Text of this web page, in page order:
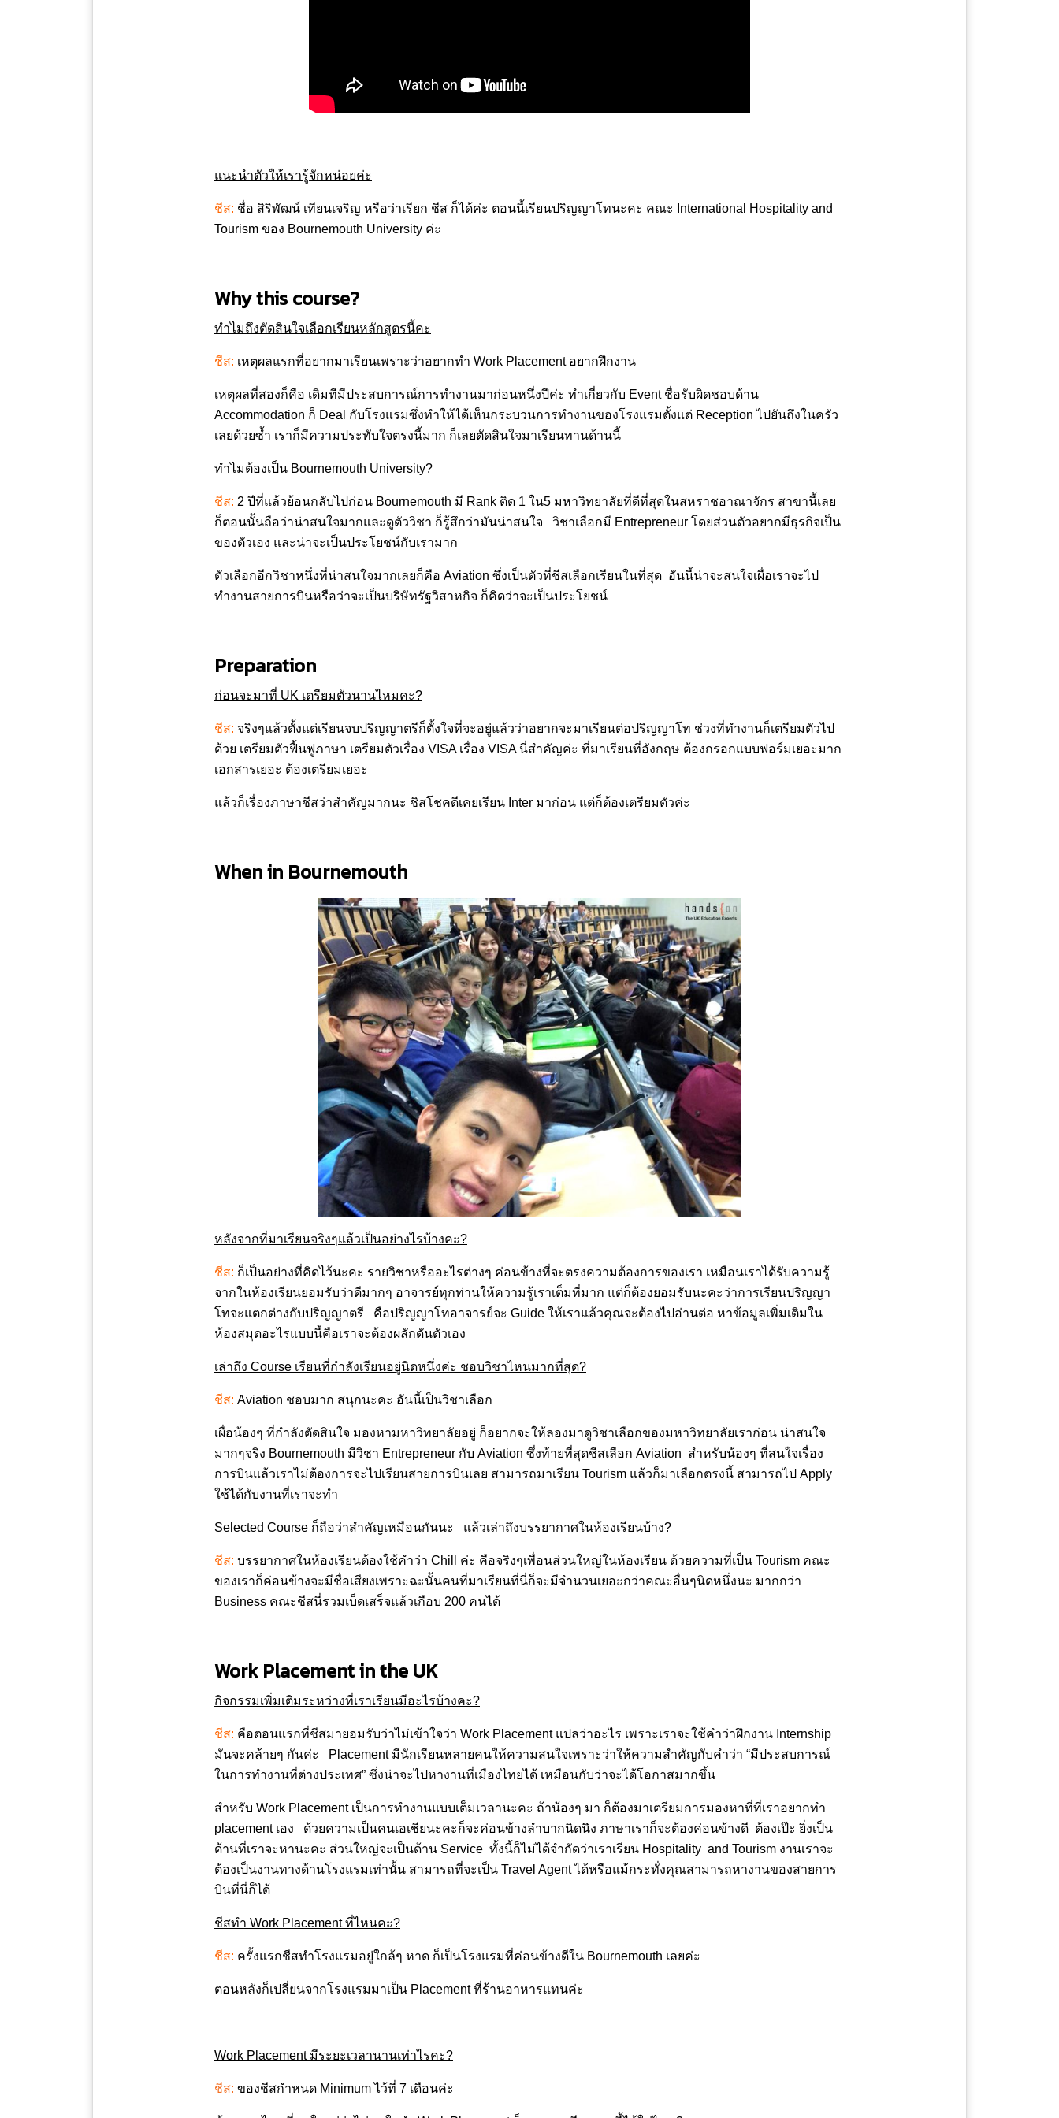
แนะนำตัวให้เรารู้จักหน่อยค่ะ
ชีส: ชื่อ สิริพัฒน์ เทียนเจริญ หรือว่าเรียก ชีส ก็ได้ค่ะ ตอนนี้เรียนปริญญาโทนะคะ คณะ International Hospitality and
Tourism ของ Bournemouth University ค่ะ
Why this course?
ทำไมถึงตัดสินใจเลือกเรียนหลักสูตรนี้คะ
ชีส: เหตุผลแรกที่อยากมาเรียนเพราะว่าอยากทำ Work Placement อยากฝึกงาน
เหตุผลที่สองก็คือ เดิมทีมีประสบการณ์การทำงานมาก่อนหนึ่งปีค่ะ ทำเกี่ยวกับ Event ชื่อรับผิดชอบด้าน
Accommodation ก็ Deal กับโรงแรมซึ่งทำให้ได้เห็นกระบวนการทำงานของโรงแรมตั้งแต่ Reception ไปยันถึงในครัว
เลยด้วยซ้ำ เราก็มีความประทับใจตรงนี้มาก ก็เลยตัดสินใจมาเรียนทานด้านนี้
ทำไมต้องเป็น Bournemouth University?
ชีส: 2 ปีที่แล้วย้อนกลับไปก่อน Bournemouth มี Rank ติด 1 ใน5 มหาวิทยาลัยที่ดีที่สุดในสหราชอาณาจักร สาขานี้เลย
ก็ตอนนั้นถือว่าน่าสนใจมากและดูตัววิชา ก็รู้สึกว่ามันน่าสนใจ วิชาเลือกมี Entrepreneur โดยส่วนตัวอยากมีธุรกิจเป็น
ของตัวเอง และน่าจะเป็นประโยชน์กับเรามาก
ตัวเลือกอีกวิชาหนึ่งที่น่าสนใจมากเลยก็คือ Aviation ซึ่งเป็นตัวที่ชีสเลือกเรียนในที่สุด อันนี้น่าจะสนใจเผื่อเราจะไป
ทำงานสายการบินหรือว่าจะเป็นบริษัทรัฐวิสาหกิจ ก็คิดว่าจะเป็นประโยชน์
Preparation
ก่อนจะมาที่ UK เตรียมตัวนานไหมคะ?
ชีส: จริงๆแล้วตั้งแต่เรียนจบปริญญาตรีก็ตั้งใจที่จะอยู่แล้วว่าอยากจะมาเรียนต่อปริญญาโท ช่วงที่ทำงานก็เตรียมตัวไป
ด้วย เตรียมตัวฟื้นฟูภาษา เตรียมตัวเรื่อง VISA เรื่อง VISA นี่สำคัญค่ะ ที่มาเรียนที่อังกฤษ ต้องกรอกแบบฟอร์มเยอะมาก
เอกสารเยอะ ต้องเตรียมเยอะ
แล้วก็เรื่องภาษาชีสว่าสำคัญมากนะ ชิสโชคดีเคยเรียน Inter มาก่อน แต่ก็ต้องเตรียมตัวค่ะ
When in Bournemouth
หลังจากที่มาเรียนจริงๆแล้วเป็นอย่างไรบ้างคะ?
ชีส: ก็เป็นอย่างที่คิดไว้นะคะ รายวิชาหรืออะไรต่างๆ ค่อนข้างที่จะตรงความต้องการของเรา เหมือนเราได้รับความรู้
จากในห้องเรียนยอมรับว่าดีมากๆ อาจารย์ทุกท่านให้ความรู้เราเต็มที่มาก แต่ก็ต้องยอมรับนะคะว่าการเรียนปริญญา
โทจะแตกต่างกับปริญญาตรี คือปริญญาโทอาจารย์จะ Guide ให้เราแล้วคุณจะต้องไปอ่านต่อ หาข้อมูลเพิ่มเติมใน
ห้องสมุดอะไรแบบนี้คือเราจะต้องผลักดันตัวเอง
เล่าถึง Course เรียนที่กำลังเรียนอยู่นิดหนึ่งค่ะ ชอบวิชาไหนมากที่สุด?
ชีส: Aviation ชอบมาก สนุกนะคะ อันนี้เป็นวิชาเลือก
เผื่อน้องๆ ที่กำลังตัดสินใจ มองหามหาวิทยาลัยอยู่ ก็อยากจะให้ลองมาดูวิชาเลือกของมหาวิทยาลัยเราก่อน น่าสนใจ
มากๆจริง Bournemouth มีวิชา Entrepreneur กับ Aviation ซึ่งท้ายที่สุดชีสเลือก Aviation สำหรับน้องๆ ที่สนใจเรื่อง
การบินแล้วเราไม่ต้องการจะไปเรียนสายการบินเลย สามารถมาเรียน Tourism แล้วก็มาเลือกตรงนี้ สามารถไป Apply
ใช้ได้กับงานที่เราจะทำ
Selected Course ก็ถือว่าสำคัญเหมือนกันนะ แล้วเล่าถึงบรรยากาศในห้องเรียนบ้าง?
ชีส: บรรยากาศในห้องเรียนต้องใช้คำว่า Chill ค่ะ คือจริงๆเพื่อนส่วนใหญ่ในห้องเรียน ด้วยความที่เป็น Tourism คณะ
ของเราก็ค่อนข้างจะมีชื่อเสียงเพราะฉะนั้นคนที่มาเรียนที่นี่ก็จะมีจำนวนเยอะกว่าคณะอื่นๆนิดหนึ่งนะ มากกว่า
Business คณะชีสนี่รวมเบ็ดเสร็จแล้วเกือบ 200 คนได้
Work Placement in the UK
กิจกรรมเพิ่มเติมระหว่างที่เราเรียนมีอะไรบ้างคะ?
ชีส: คือตอนแรกที่ชีสมายอมรับว่าไม่เข้าใจว่า Work Placement แปลว่าอะไร เพราะเราจะใช้คำว่าฝึกงาน Internship
มันจะคล้ายๆ กันค่ะ Placement มีนักเรียนหลายคนให้ความสนใจเพราะว่าให้ความสำคัญกับคำว่า “มีประสบการณ์
ในการทำงานที่ต่างประเทศ” ซึ่งน่าจะไปหางานที่เมืองไทยได้ เหมือนกับว่าจะได้โอกาสมากขึ้น
สำหรับ Work Placement เป็นการทำงานแบบเต็มเวลานะคะ ถ้าน้องๆ มา ก็ต้องมาเตรียมการมองหาที่ที่เราอยากทำ
placement เอง ด้วยความเป็นคนเอเชียนะคะก็จะค่อนข้างลำบากนิดนึง ภาษาเราก็จะต้องค่อนข้างดี ต้องเป๊ะ ยิ่งเป็น
ด้านที่เราจะหานะคะ ส่วนใหญ่จะเป็นด้าน Service ทั้งนี้ก็ไม่ได้จำกัดว่าเราเรียน Hospitality and Tourism งานเราจะ
ต้องเป็นงานทางด้านโรงแรมเท่านั้น สามารถที่จะเป็น Travel Agent ได้หรือแม้กระทั่งคุณสามารถหางานของสายการ
บินที่นี่ก็ได้
ชีสทำ Work Placement ที่ไหนคะ?
ชีส: ครั้งแรกชีสทำโรงแรมอยู่ใกล้ๆ หาด ก็เป็นโรงแรมที่ค่อนข้างดีใน Bournemouth เลยค่ะ
ตอนหลังก็เปลี่ยนจากโรงแรมมาเป็น Placement ที่ร้านอาหารแทนค่ะ
Work Placement มีระยะเวลานานเท่าไรคะ?
ชีส: ของชีสกำหนด Minimum ไว้ที่ 7 เดือนค่ะ